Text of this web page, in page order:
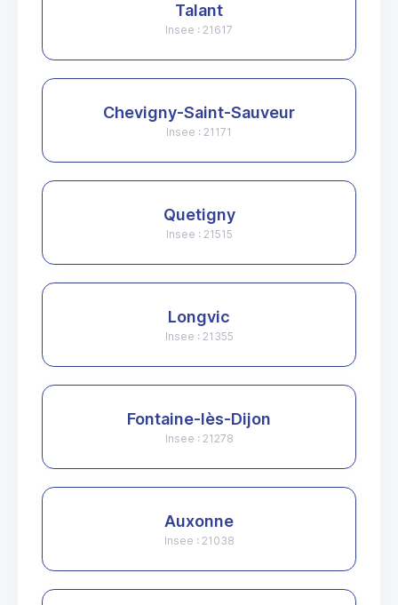
Talant
Insee : 21617
Chevigny-Saint-Sauveur
Insee : 21171
Quetigny
Insee : 21515
Longvic
Insee : 21355
Fontaine-lès-Dijon
Insee : 21278
Auxonne
Insee : 21038